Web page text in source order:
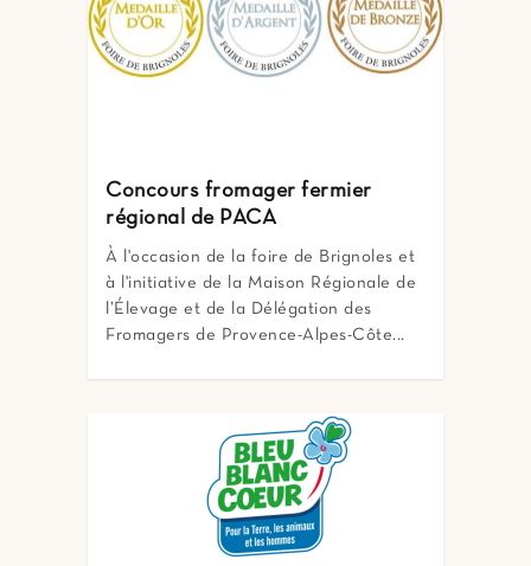
Concours fromager fermier
régional de PACA
À l'occasion de la foire de Brignoles et
à l'initiative de la Maison Régionale de
l’Élevage et de la Délégation des
Fromagers de Provence-Alpes-Côte...